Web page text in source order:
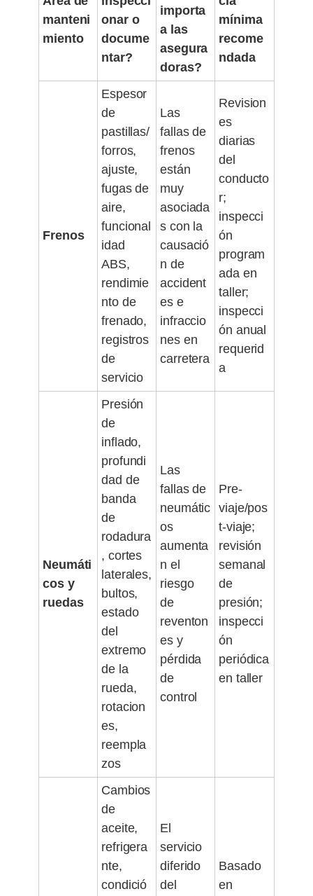
manteni
miento
onar o
docume
ntar?
importa
a las
asegura
doras?
mínima
recome
ndada
Frenos
Espesor
de
pastillas/
forros,
ajuste,
fugas de
aire,
funcional
idad
ABS,
rendimie
nto de
frenado,
registros
de
servicio
Las
fallas de
frenos
están
muy
asociada
s con la
causació
n de
accident
es e
infraccio
nes en
carretera
Revision
es
diarias
del
conducto
r;
inspecci
ón
program
ada en
taller;
inspecci
ón anual
requerid
a
Neumáti
cos y
ruedas
Presión
de
inflado,
profundi
dad de
banda
de
rodadura
, cortes
laterales,
bultos,
estado
del
extremo
de la
rueda,
rotacion
es,
reempla
zos
Las
fallas de
neumátic
os
aumenta
n el
riesgo
de
reventon
es y
pérdida
de
control
Pre-
viaje/pos
t-viaje;
revisión
semanal
de
presión;
inspecci
ón
periódica
en taller
Cambios
de
aceite,
refrigera
nte,
condició
El
servicio
diferido
del
Basado
en